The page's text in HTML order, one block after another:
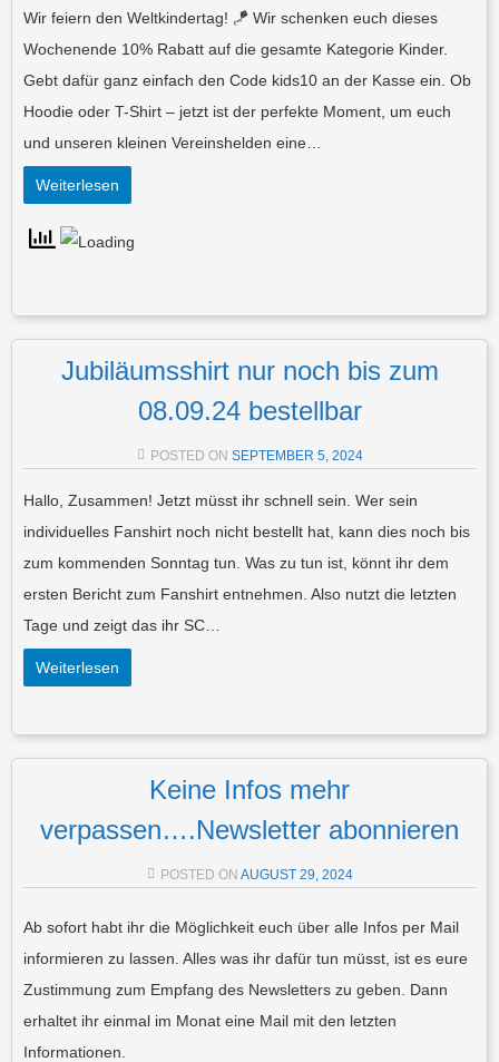
Wir feiern den Weltkindertag! 🪁 Wir schenken euch dieses
Wochenende 10% Rabatt auf die gesamte Kategorie Kinder.
Gebt dafür ganz einfach den Code kids10 an der Kasse ein. Ob
Hoodie oder T-Shirt – jetzt ist der perfekte Moment, um euch
und unseren kleinen Vereinshelden eine…
Weiterlesen
Jubiläumsshirt nur noch bis zum
08.09.24 bestellbar
POSTED ON SEPTEMBER 5, 2024
Hallo, Zusammen! Jetzt müsst ihr schnell sein. Wer sein
individuelles Fanshirt noch nicht bestellt hat, kann dies noch bis
zum kommenden Sonntag tun. Was zu tun ist, könnt ihr dem
ersten Bericht zum Fanshirt entnehmen. Also nutzt die letzten
Tage und zeigt das ihr SC…
Weiterlesen
Keine Infos mehr
verpassen….Newsletter abonnieren
POSTED ON AUGUST 29, 2024
Ab sofort habt ihr die Möglichkeit euch über alle Infos per Mail
informieren zu lassen. Alles was ihr dafür tun müsst, ist es eure
Zustimmung zum Empfang des Newsletters zu geben. Dann
erhaltet ihr einmal im Monat eine Mail mit den letzten
Informationen.